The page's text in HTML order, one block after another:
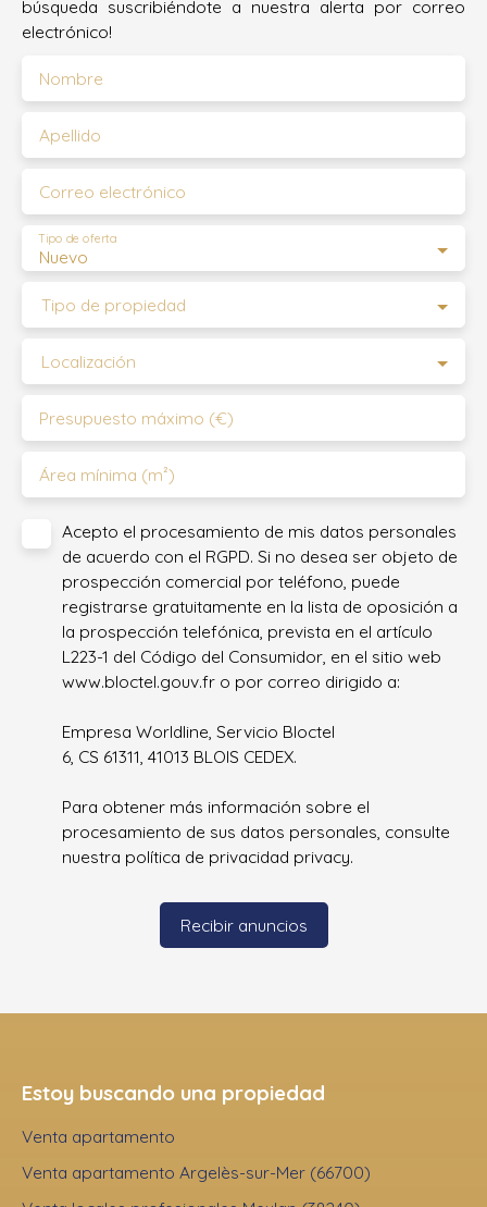
búsqueda suscribiéndote a nuestra alerta por correo
electrónico!
Nombre
Apellido
Correo electrónico
Nuevo
Tipo de oferta
Tipo de propiedad
Localización
Presupuesto máximo (€)
Área mínima (m²)
Acepto el procesamiento de mis datos personales
de acuerdo con el RGPD. Si no desea ser objeto de
prospección comercial por teléfono, puede
registrarse gratuitamente en la lista de oposición a
la prospección telefónica, prevista en el artículo
L223-1 del Código del Consumidor, en el sitio web
www.bloctel.gouv.fr o por correo dirigido a:
Empresa Worldline, Servicio Bloctel
6, CS 61311, 41013 BLOIS CEDEX.
Para obtener más información sobre el
procesamiento de sus datos personales, consulte
nuestra política de privacidad privacy.
Recibir anuncios
Estoy buscando una propiedad
Venta apartamento
Venta apartamento Argelès-sur-Mer (66700)